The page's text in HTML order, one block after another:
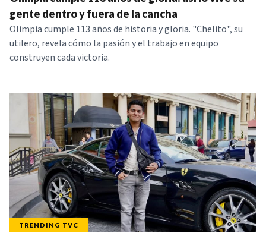
NOTICIAS
SERIES
gente dentro y fuera de la cancha
Olimpia cumple 113 años de historia y gloria. "Chelito", su
utilero, revela cómo la pasión y el trabajo en equipo
construyen cada victoria.
TRENDING TVC